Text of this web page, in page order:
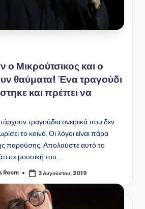
ο Μικρούτσικος και ο
θαύματα! Ένα τραγούδι
και πρέπει να
τραγούδια ονειρικά που δεν
το κοινό. Οι λόγοι είναι πάρα
παρούσης. Απολαύστε αυτό το
σε μουσική του…
Room 3 Αυγούστου, 2019